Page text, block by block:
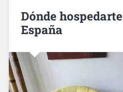
Dónde
España